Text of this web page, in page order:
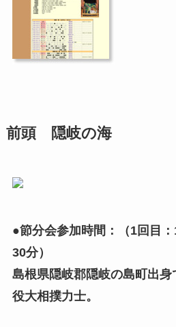
前頭 隠岐の海
●節分会参加時間：（1回目
30分）
島根県隠岐郡隠岐の島町出
役大相撲力士。